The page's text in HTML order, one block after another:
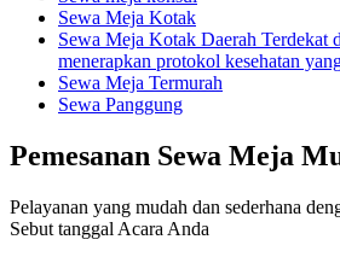
Sewa Meja Kotak
Sewa Meja Kotak Daerah Terdekat
menerapkan protokol kesehatan
Sewa Meja Termurah
Sewa Panggung
Pemesanan Sewa Meja
Pelayanan yang mudah dan sederhana
Sebut tanggal Acara Anda